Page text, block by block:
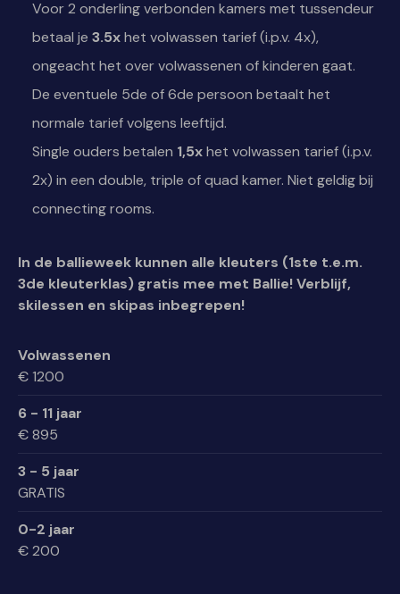
Voor 2 onderling verbonden kamers met tussendeur
betaal je 3.5xhet volwassen tarief (i.p.v. 4x),
ongeacht het over volwassenen of kinderen gaat.
De eventuele 5de of 6de persoon betaalt het
normale tarief volgens leeftijd.
Single ouders betalen 1,5xhet volwassen tarief (i.p.v.
2x) in een double, triple of quad kamer. Niet geldig bij
connecting rooms.
In de ballieweek kunnen alle kleuters (1ste t.e.m.
3de kleuterklas) gratis mee met Ballie! Verblijf,
skilessen en skipas inbegrepen!
Volwassenen
€ 1200
6 - 11 jaar
€ 895
3 - 5 jaar
GRATIS
0-2 jaar
€ 200